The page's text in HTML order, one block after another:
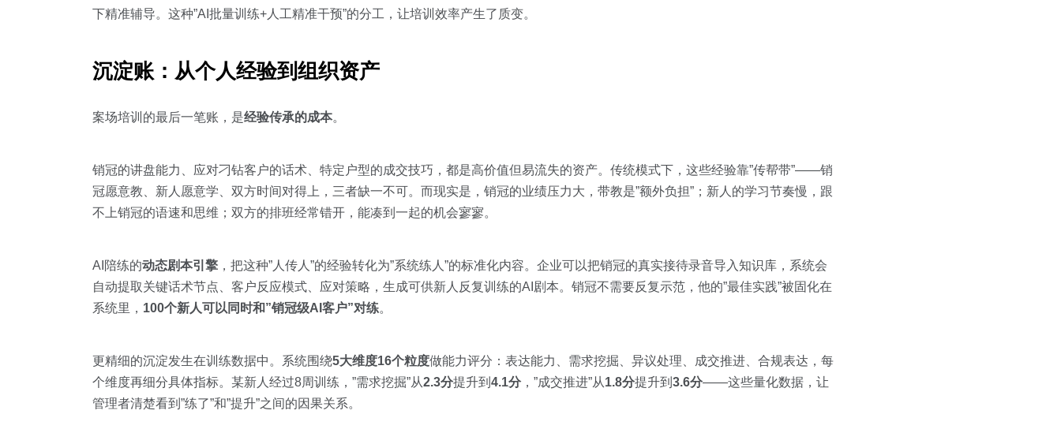
下精准辅导。这种”AI批量训练+人工精准干预”的分工，让培训效率产生了质变。
沉淀账：从个人经验到组织资产
案场培训的最后一笔账，是经验传承的成本。
销冠的讲盘能力、应对刁钻客户的话术、特定户型的成交技巧，都是高价值但易流失的资产。传统模式下，这些经验靠”传帮带”——销
冠愿意教、新人愿意学、双方时间对得上，三者缺一不可。而现实是，销冠的业绩压力大，带教是”额外负担”；新人的学习节奏慢，跟
不上销冠的语速和思维；双方的排班经常错开，能凑到一起的机会寥寥。
AI陪练的动态剧本引擎 ，把这种”人传人”的经验转化为”系统练人”的标准化内容。企业可以把销冠的真实接待录音导入知识库，系统会
自动提取关键话术节点、客户反应模式、应对策略，生成可供新人反复训练的AI剧本。销冠不需要反复示范，他的”最佳实践”被固化在
系统里， 100个新人可以同时和”销冠级AI客户”对练。
更精细的沉淀发生在训练数据中。系统围绕5大维度16个粒度做能力评分：表达能力、需求挖掘、异议处理、成交推进、合规表达，每
个维度再细分具体指标。某新人经过8周训练，”需求挖掘”从2.3分提升到 4.1分 ，”成交推进”从1.8分提升到 3.6分——这些量化数据，让
管理者清楚看到”练了”和”提升”之间的因果关系。